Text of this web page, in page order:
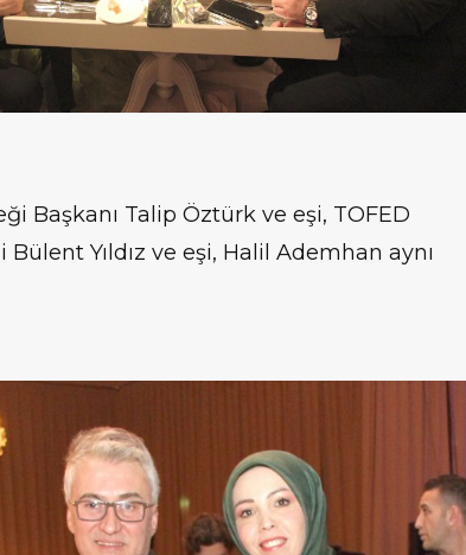
Başkanı Talip Öztürk ve eşi, TOFED
Yıldız ve eşi, Halil Ademhan aynı